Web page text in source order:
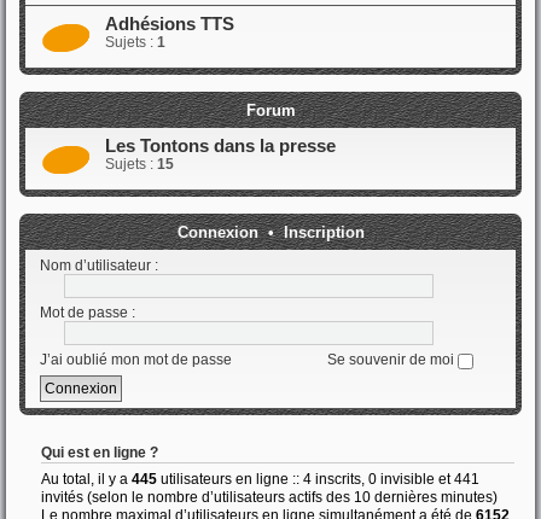
Adhésions TTS
Sujets : 1
Forum
Les Tontons dans la presse
Sujets : 15
Connexion•Inscription
Nom d’utilisateur :
Mot de passe :
J’ai oublié mon mot de passe Se souvenir de moi
Qui est en ligne ?
Au total, il y a 445 utilisateurs en ligne :: 4 inscrits, 0 invisible et 441
invités (selon le nombre d’utilisateurs actifs des 10 dernières minutes)
Le nombre maximal d’utilisateurs en ligne simultanément a été de 6152